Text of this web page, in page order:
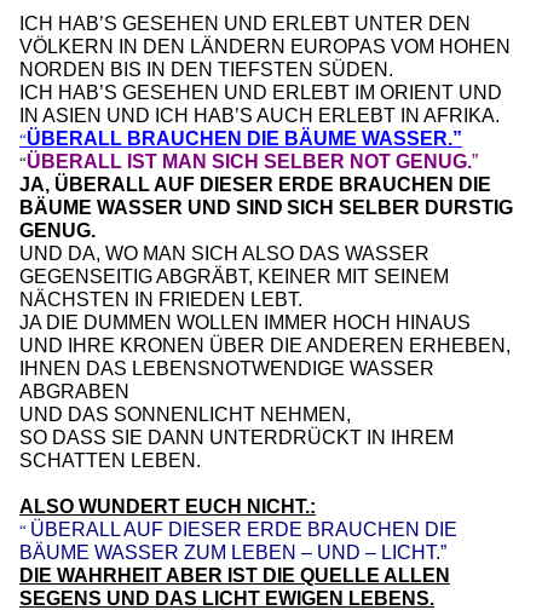
ICH HAB’S GESEHEN UND ERLEBT UNTER DEN
VÖLKERN IN DEN LÄNDERN EUROPAS VOM HOHEN
NORDEN BIS IN DEN TIEFSTEN SÜDEN.
ICH HAB’S GESEHEN UND ERLEBT IM ORIENT UND
IN ASIEN UND ICH HAB’S AUCH ERLEBT IN AFRIKA.
“ÜBERALL BRAUCHEN DIE BÄUME WASSER.”
“ÜBERALL IST MAN SICH SELBER NOT GENUG.”
JA, ÜBERALL AUF DIESER ERDE BRAUCHEN DIE
BÄUME WASSER UND SIND SICH SELBER DURSTIG
GENUG.
UND DA, WO MAN SICH ALSO DAS WASSER
GEGENSEITIG ABGRÄBT, KEINER MIT SEINEM
NÄCHSTEN IN FRIEDEN LEBT.
JA DIE DUMMEN WOLLEN IMMER HOCH HINAUS
UND IHRE KRONEN ÜBER DIE ANDEREN ERHEBEN,
IHNEN DAS LEBENSNOTWENDIGE WASSER
ABGRABEN
UND DAS SONNENLICHT NEHMEN,
SO DASS SIE DANN UNTERDRÜCKT IN IHREM
SCHATTEN LEBEN.
ALSO WUNDERT EUCH NICHT.:
“ ÜBERALL AUF DIESER ERDE BRAUCHEN DIE
BÄUME WASSER ZUM LEBEN – UND – LICHT.”
DIE WAHRHEIT ABER IST DIE QUELLE ALLEN
SEGENS UND DAS LICHT EWIGEN LEBENS.